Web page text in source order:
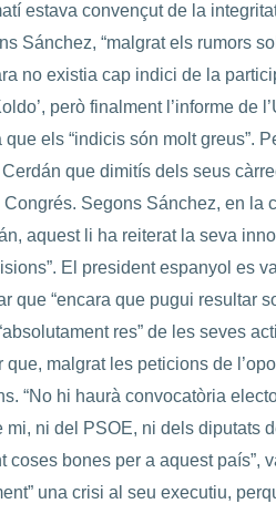
estava convençut de la
Sánchez, “malgrat els rumors
no existia cap indici de la
però finalment l’informe de
els “indicis són molt greus”.
que dimitís dels seus
Congrés. Segons Sánchez, en la
aquest li ha reiterat la seva
El president espanyol es
que “encara que pugui resultar
res” de les seves
que, malgrat les peticions de
“No hi haurà convocatòria
mi, ni del PSOE, ni dels diputats
coses bones per a aquest país”,
una crisi al seu executiu,